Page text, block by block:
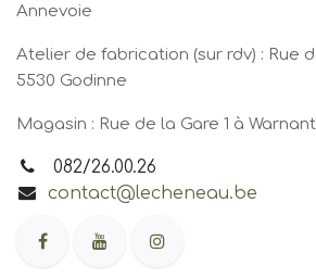
Annevoie
Atelier de fabrication (sur rdv) : Rue
5530 Godinne
Magasin : Rue de la Gare 1 à
082/26.00.26
contact@lecheneau.be